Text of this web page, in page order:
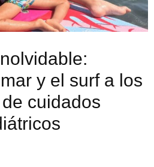
y el surf a los
cuidados